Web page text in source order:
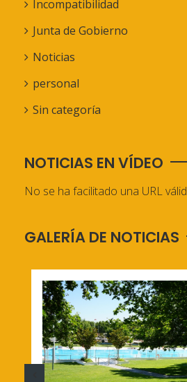
Incompatibilidad
Junta de Gobierno
Noticias
personal
Sin categoría
NOTICIAS EN VÍDEO
No se ha facilitado una URL
GALERÍA DE NOTICIAS